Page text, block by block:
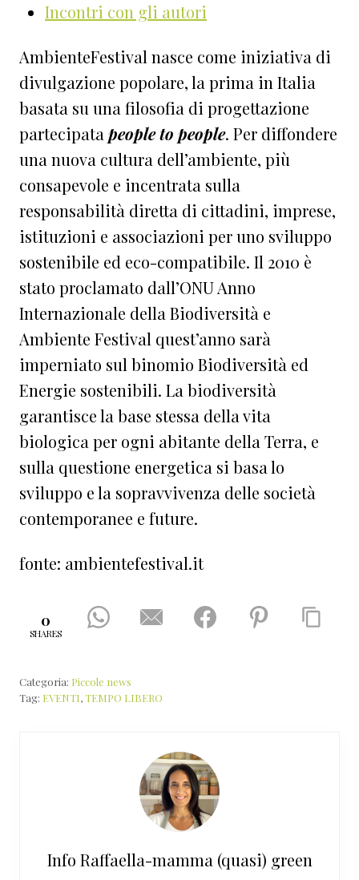
Incontri con gli autori
AmbienteFestival nasce come iniziativa di
divulgazione popolare, la prima in Italia
basata su una filosofia di progettazione
partecipata people to people. Per diffondere
una nuova cultura dell’ambiente, più
consapevole e incentrata sulla
responsabilità diretta di cittadini, imprese,
istituzioni e associazioni per uno sviluppo
sostenibile ed eco-compatibile. Il 2010 è
stato proclamato dall’ONU Anno
Internazionale della Biodiversità e
Ambiente Festival quest’anno sarà
imperniato sul binomio Biodiversità ed
Energie sostenibili. La biodiversità
garantisce la base stessa della vita
biologica per ogni abitante della Terra, e
sulla questione energetica si basa lo
sviluppo e la sopravvivenza delle società
contemporanee e future.
fonte: ambientefestival.it
0
SHARES
Categoria: Piccole news
Tag: EVENTI,TEMPO LIBERO
Info Raffaella-mamma (quasi) green